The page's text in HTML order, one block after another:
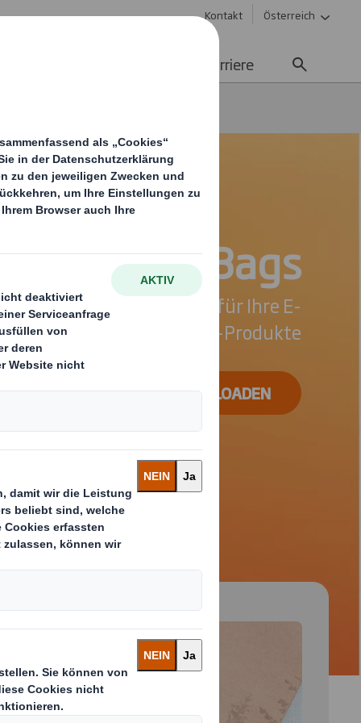
Kontakt Österreich
Karriere
Paper Bags
und Vielseitigkeit für Ihre E-
Commerce-Produkte
BROSCHÜRE DOWNLOADEN
and next buttons to move between slides. Only